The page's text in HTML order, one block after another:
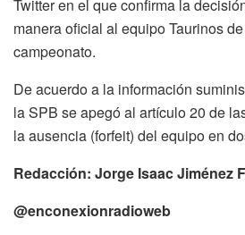
Twitter en el que confirma la
manera oficial al equipo Taurinos
campeonato.
De acuerdo a la información
la SPB se apegó al artículo 20 de
la ausencia (forfeit) del equipo en
Redacción: Jorge Isaac Jiménez
@enconexionradioweb